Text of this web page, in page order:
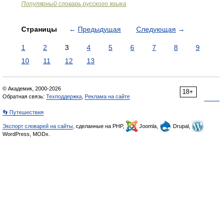
Популярный словарь русского языка
Страницы ← Предыдущая Следующая →
1 2 3 4 5 6 7 8
9
10
11 12 13
18+
© Академик, 2000-2026
Обратная связь: Техподдержка Реклама на сайте
👣 Путешествия
Экспорт словарей на сайты , сделанные на PHP, Joomla,
Drupal,
WordPress, MODx.